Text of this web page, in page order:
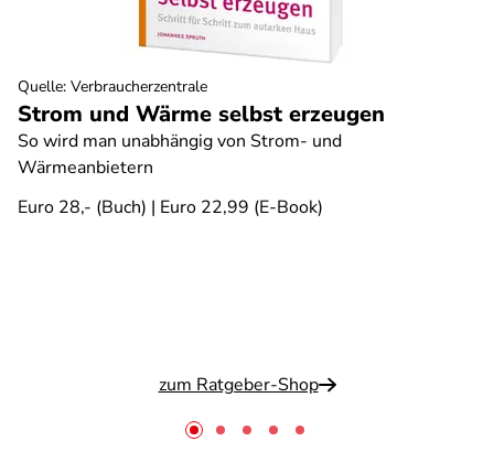
Strom und Wärme selbst erzeugen
So wird man unabhängig von Strom- und
Wärmeanbietern
Euro 28,- (Buch) | Euro 22,99 (E-Book)
zum Ratgeber-Shop
Quelle: Verbraucherzentrale